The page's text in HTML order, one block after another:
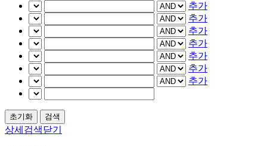
추가
추가
추가
추가
추가
추가
추가
상세검색닫기